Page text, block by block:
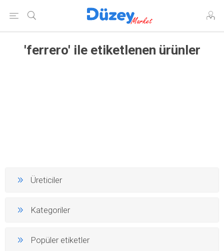
'ferrero' ile etiketlenen ürünler
Üreticiler
Kategoriler
Popüler etiketler